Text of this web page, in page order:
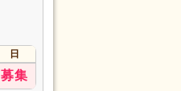
日
募集